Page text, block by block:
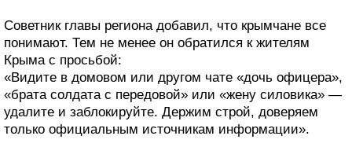
Советник главы региона добавил, что крымчане все
понимают. Тем не менее он обратился к жителям
Крыма с просьбой:
«Видите в домовом или другом чате «дочь офицера»,
«брата солдата с передовой» или «жену силовика» —
удалите и заблокируйте. Держим строй, доверяем
только официальным источникам информации».